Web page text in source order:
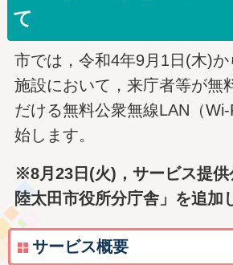
て
市では，令和4年9月1日(木)
施設において，来庁者等が無
だける無料公衆無線LAN（
始します。
※8月23日(火)，サービス提供
陸太田市役所分庁舎」を追加
サービス概要